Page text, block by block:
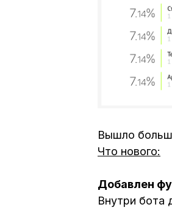
Вышло
Что нового:
Добавлен
Внутри бота